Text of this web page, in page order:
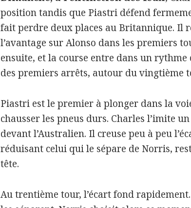
position tandis que Piastri défend
fait perdre deux places au Britannique. Il
l’avantage sur Alonso dans les premiers
ensuite, et la course entre dans un rythme
des premiers arrêts, autour du vingtième
Piastri est le premier à plonger dans la
chausser les pneus durs. Charles l’imite
devant l’Australien. Il creuse peu à peu
réduisant celui qui le sépare de Norris,
tête.
Au trentième tour, l’écart fond